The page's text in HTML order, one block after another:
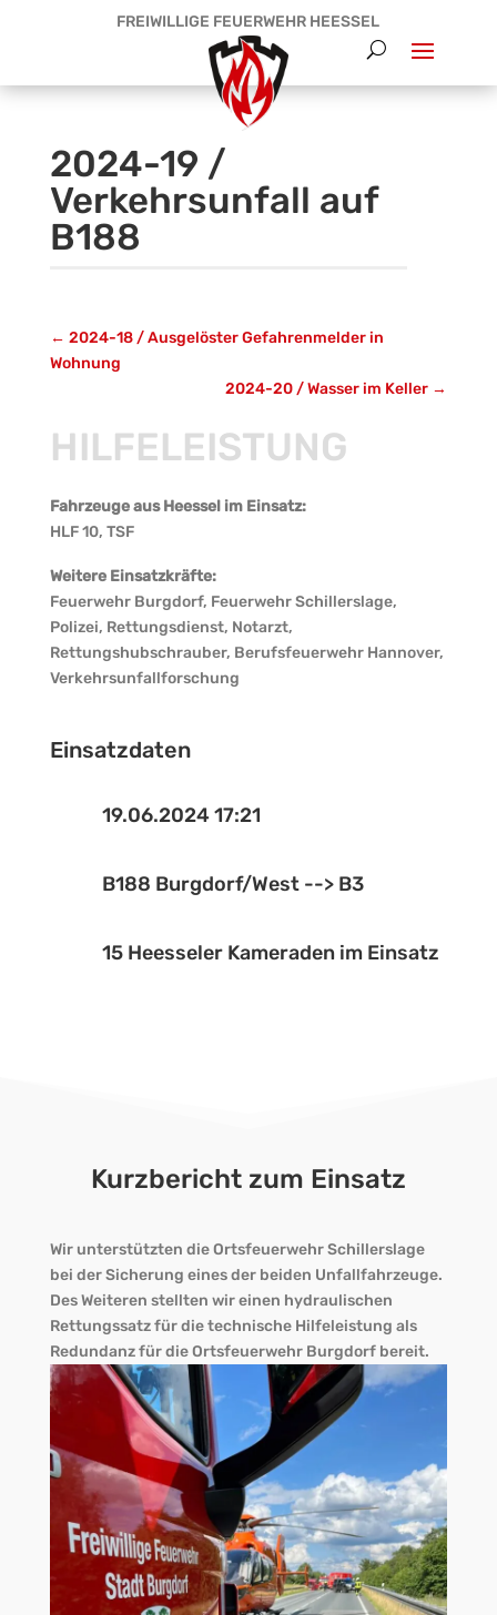
FREIWILLIGE FEUERWEHR HEESSEL
2024-19 /
Verkehrsunfall auf
B188
← 2024-18 / Ausgelöster Gefahrenmelder in
Wohnung
2024-20 / Wasser im Keller →
HILFELEISTUNG
Fahrzeuge aus Heessel im Einsatz:
HLF 10, TSF
Weitere Einsatzkräfte:
Feuerwehr Burgdorf, Feuerwehr Schillerslage,
Polizei, Rettungsdienst, Notarzt,
Rettungshubschrauber, Berufsfeuerwehr Hannover,
Verkehrsunfallforschung
Einsatzdaten
19.06.2024 17:21
B188 Burgdorf/West --> B3
15 Heesseler Kameraden im Einsatz
Kurzbericht zum Einsatz
Wir unterstützten die Ortsfeuerwehr Schillerslage
bei der Sicherung eines der beiden Unfallfahrzeuge.
Des Weiteren stellten wir einen hydraulischen
Rettungssatz für die technische Hilfeleistung als
Redundanz für die Ortsfeuerwehr Burgdorf bereit.